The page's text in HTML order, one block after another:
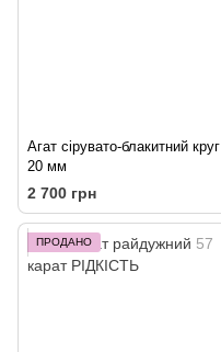
Агат сірувато-блакитний круг
20 мм
2 700 грн
ПРОДАНО